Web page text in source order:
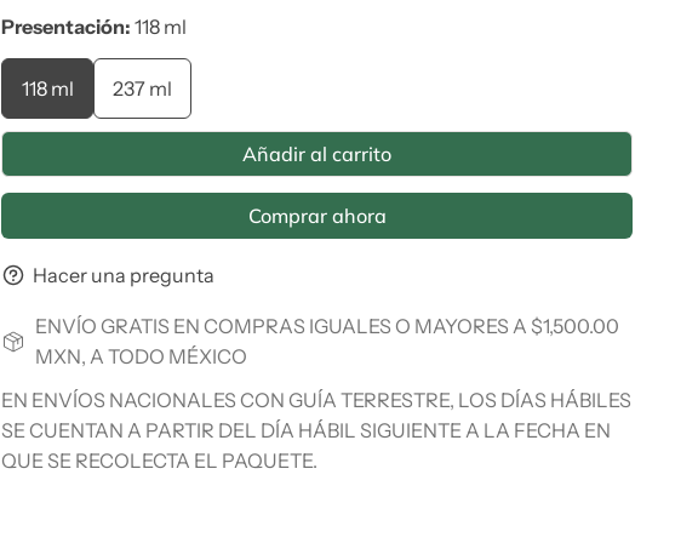
Presentación: 118 ml
118 ml 237 ml
Añadir al carrito
Comprar ahora
Hacer una pregunta
ENVÍO GRATIS EN COMPRAS IGUALES O MAYORES A $1,500.00
MXN, A TODO MÉXICO
EN ENVÍOS NACIONALES CON GUÍA TERRESTRE, LOS DÍAS HÁBILES
SE CUENTAN A PARTIR DEL DÍA HÁBIL SIGUIENTE A LA FECHA EN
QUE SE RECOLECTA EL PAQUETE.